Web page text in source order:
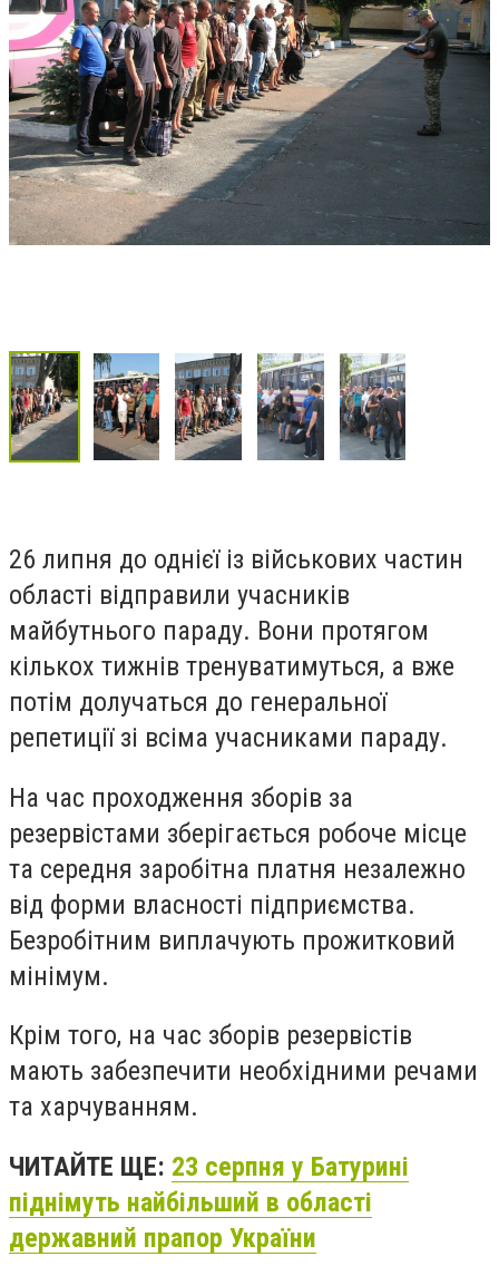
26 липня до однієї із військових частин
області відправили учасників
майбутнього параду. Вони протягом
кількох тижнів тренуватимуться, а вже
потім долучаться до генеральної
репетиції зі всіма учасниками параду.
На час проходження зборів за
резервістами зберігається робоче місце
та середня заробітна платня незалежно
від форми власності підприємства.
Безробітним виплачують прожитковий
мінімум.
Крім того, на час зборів резервістів
мають забезпечити необхідними речами
та харчуванням.
ЧИТАЙТЕ ЩЕ: 23 серпня у Батурині
піднімуть найбільший в області
державний прапор України